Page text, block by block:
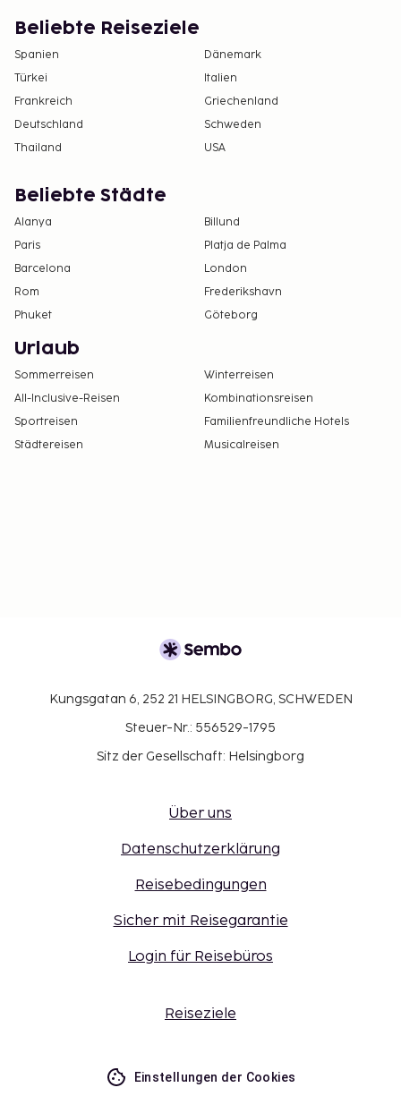
Beliebte Reiseziele
Spanien
Dänemark
Türkei
Italien
Frankreich
Griechenland
Deutschland
Schweden
Thailand
USA
Beliebte Städte
Alanya
Billund
Paris
Platja de Palma
Barcelona
London
Rom
Frederikshavn
Phuket
Göteborg
Urlaub
Sommerreisen
Winterreisen
All-Inclusive-Reisen
Kombinationsreisen
Sportreisen
Familienfreundliche Hotels
Städtereisen
Musicalreisen
Kungsgatan 6, 252 21 HELSINGBORG, SCHWEDEN
Steuer-Nr.: 556529-1795
Sitz der Gesellschaft: Helsingborg
Über uns
Datenschutzerklärung
Reisebedingungen
Sicher mit Reisegarantie
Login für Reisebüros
Reiseziele
Einstellungen der Cookies